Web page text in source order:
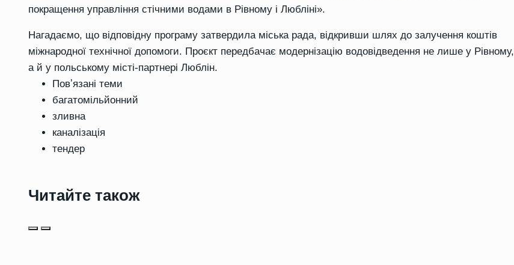
покращення управління стічними водами в Рівному і Любліні».
Нагадаємо, що відповідну програму затвердила міська рада, відкривши шлях до залучення коштів
міжнародної технічної допомоги. Проєкт передбачає модернізацію водовідведення не лише у Рівному,
а й у польському місті-партнері Люблін.
Повʼязані теми
багатомільйонний
зливна
каналізація
тендер
Читайте також